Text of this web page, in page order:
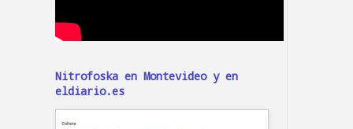
Nitrofoska en Montevideo y en
eldiario.es